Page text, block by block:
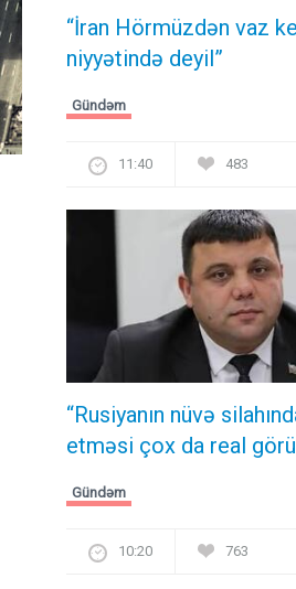
“İran Hörmüzdən vaz
niyyətində deyil”
Gündəm
11:40 483
“Rusiyanın nüvə
etməsi çox da real
Gündəm
10:20 763